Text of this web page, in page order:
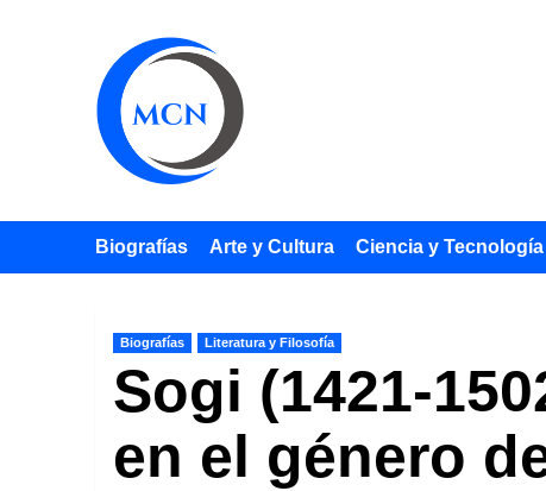
Biografías Arte y Cultura Ciencia y Tecnología
Biografías Literatura y Filosofía
Sogi (1421-
en el género